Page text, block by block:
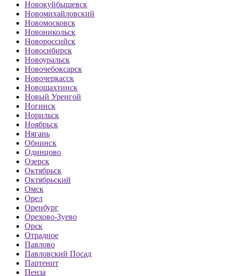
Новокуйбышевск
Новомихайловский
Новомосковск
Новоникольск
Новороссийск
Новосибирск
Новоуральск
Новочебоксарск
Новочеркасск
Новошахтинск
Новый Уренгой
Ногинск
Норильск
Ноябрьск
Нягань
Обнинск
Одинцово
Озерск
Октябрьск
Октябрьский
Омск
Орел
Оренбург
Орехово-Зуево
Орск
Отрадное
Павлово
Павловский Посад
Партенит
Пенза